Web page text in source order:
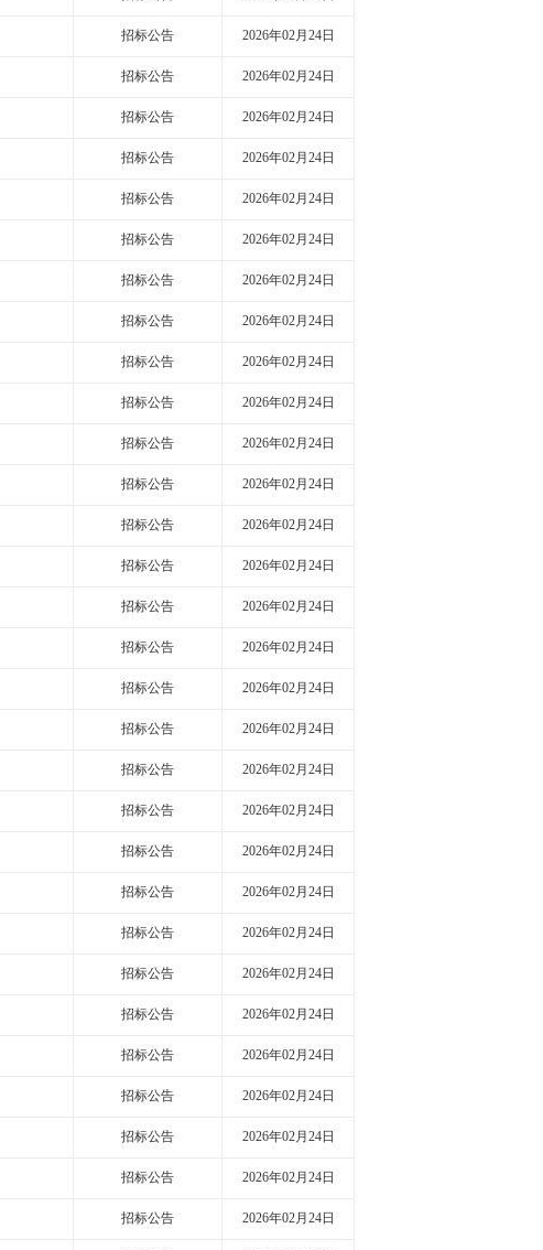
招标公告 2026年02月24日
招标公告 2026年02月24日
招标公告 2026年02月24日
招标公告 2026年02月24日
招标公告 2026年02月24日
招标公告 2026年02月24日
招标公告 2026年02月24日
招标公告 2026年02月24日
招标公告 2026年02月24日
招标公告 2026年02月24日
招标公告 2026年02月24日
招标公告 2026年02月24日
招标公告 2026年02月24日
招标公告 2026年02月24日
招标公告 2026年02月24日
招标公告 2026年02月24日
招标公告 2026年02月24日
招标公告 2026年02月24日
招标公告 2026年02月24日
招标公告 2026年02月24日
招标公告 2026年02月24日
招标公告 2026年02月24日
招标公告 2026年02月24日
招标公告 2026年02月24日
招标公告 2026年02月24日
招标公告 2026年02月24日
招标公告 2026年02月24日
招标公告 2026年02月24日
招标公告 2026年02月24日
招标公告 2026年02月24日